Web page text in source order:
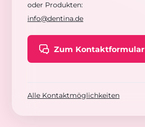
oder Produkten:
info@dentina.de
Zum Kontaktformular
Alle Kontaktmöglichkeiten